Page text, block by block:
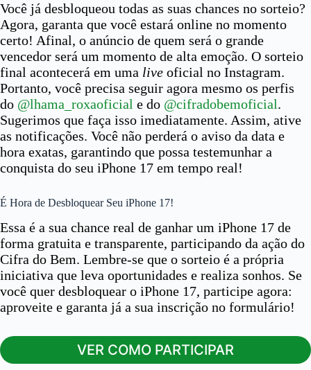
Você já desbloqueou todas as suas chances no sorteio?
Agora, garanta que você estará online no momento
certo! Afinal, o anúncio de quem será o grande
vencedor será um momento de alta emoção. O sorteio
final acontecerá em uma live oficial no Instagram.
Portanto, você precisa seguir agora mesmo os perfis
do @lhama_roxaoficial e do @cifradobemoficial.
Sugerimos que faça isso imediatamente. Assim, ative
as notificações. Você não perderá o aviso da data e
hora exatas, garantindo que possa testemunhar a
conquista do seu iPhone 17 em tempo real!
É Hora de Desbloquear Seu iPhone 17!
Essa é a sua chance real de ganhar um iPhone 17 de
forma gratuita e transparente, participando da ação do
Cifra do Bem. Lembre-se que o sorteio é a própria
iniciativa que leva oportunidades e realiza sonhos. Se
você quer desbloquear o iPhone 17, participe agora:
aproveite e garanta já a sua inscrição no formulário!
VER COMO PARTICIPAR